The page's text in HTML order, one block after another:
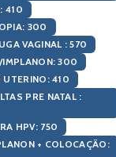
:410
: 300
VAGINAL :570
:300
:410
PRE NATAL :
HPV: 750
+ COLOCAÇÃO: